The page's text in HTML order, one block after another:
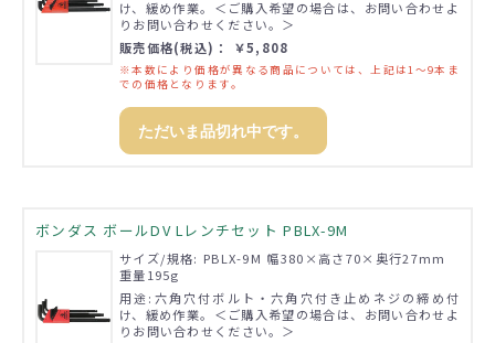
け、緩め作業。＜ご購入希望の場合は、お問い合わせよ
りお問い合わせください。＞
販売価格(税込)： ￥5,808
※本数により価格が異なる商品については、上記は1～9本ま
での価格となります。
ただいま品切れ中です。
ボンダス ボールDV Lレンチセット PBLX-9M
サイズ/規格: PBLX-9M 幅380×高さ70×奥行27mm
重量195g
用途:六角穴付ボルト・六角穴付き止めネジの締め付
け、緩め作業。＜ご購入希望の場合は、お問い合わせよ
りお問い合わせください。＞